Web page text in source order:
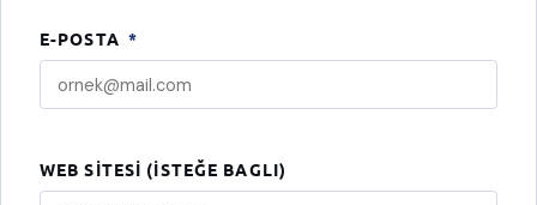
E-POSTA *
WEB SITESI (ISTEĞE BAGLI)